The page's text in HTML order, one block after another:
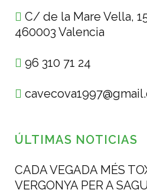
C/ de la Mare Vella,
460003 Valencia
96 310 71 24
ÚLTIMAS NOTICIAS
CADA VEGADA MÉS
VERGONYA PER A